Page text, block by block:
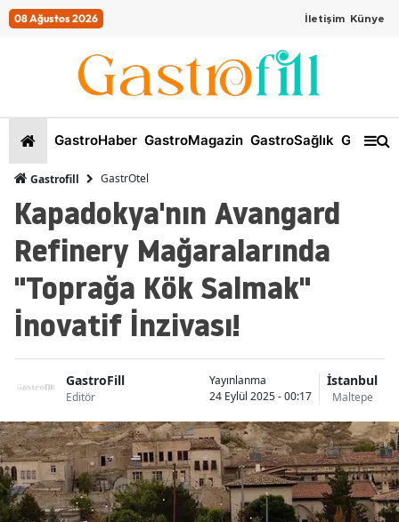
08 Ağustos 2026 İletişim Künye
GastroHaber GastroMagazin GastroSağlık
Gastrofill GastrOtel
Kapadokya'nın Avangard
Refinery Mağaralarında
"Toprağa Kök Salmak"
İnovatif İnzivası!
GastroFill
Editör
Yayınlanma
24 Eylül 2025 - 00:17
İstanbul
Maltepe